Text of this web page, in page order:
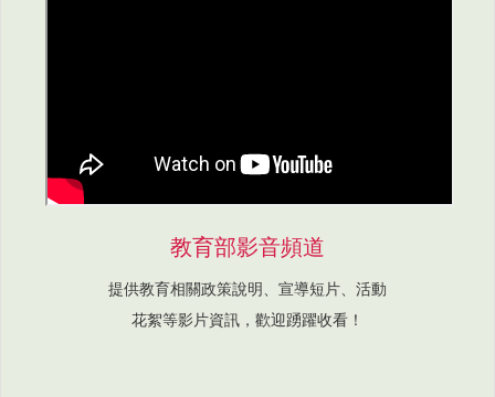
教育部影音頻道
提供教育相關政策說明、宣導短片、活動
花絮等影片資訊，歡迎踴躍收看！